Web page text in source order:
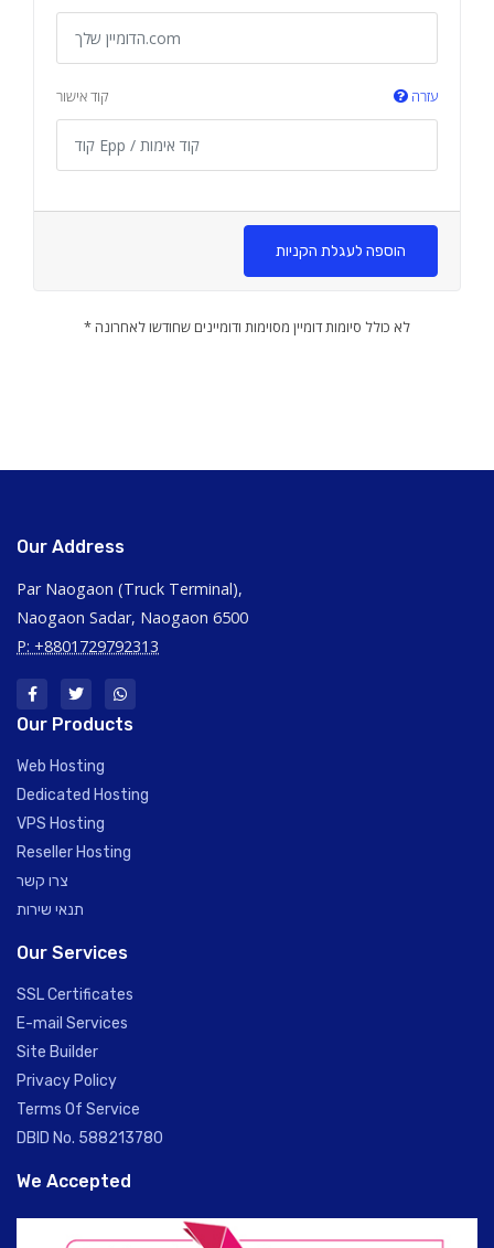
קוד אישור עזרה
הוספה לעגלת הקניות
* לא כולל סיומות דומיין מסוימות ודומיינים שחודשו לאחרונה
Our Address
Par Naogaon (Truck Terminal),
Naogaon Sadar, Naogaon 6500
P: +8801729792313
Our Products
Web Hosting
Dedicated Hosting
VPS Hosting
Reseller Hosting
צרו קשר
תנאי שירות
Our Services
SSL Certificates
E-mail Services
Site Builder
Privacy Policy
Terms Of Service
DBID No. 588213780
We Accepted